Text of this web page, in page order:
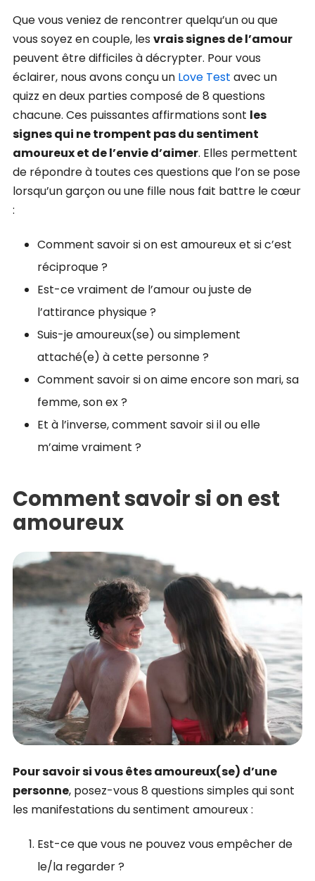
Que vous veniez de rencontrer quelqu’un ou que
vous soyez en couple, les vrais signes de l’amour
peuvent être difficiles à décrypter. Pour vous
éclairer, nous avons conçu un Love Test avec un
quizz en deux parties composé de 8 questions
chacune. Ces puissantes affirmations sont les
signes qui ne trompent pas du sentiment
amoureux et de l’envie d’aimer. Elles permettent
de répondre à toutes ces questions que l’on se pose
lorsqu’un garçon ou une fille nous fait battre le cœur
:
Comment savoir si on est amoureux et si c’est
réciproque ?
Est-ce vraiment de l’amour ou juste de
l’attirance physique ?
Suis-je amoureux(se) ou simplement
attaché(e) à cette personne ?
Comment savoir si on aime encore son mari, sa
femme, son ex ?
Et à l’inverse, comment savoir si il ou elle
m’aime vraiment ?
Comment savoir si on est
amoureux
Pour savoir si vous êtes amoureux(se) d’une
personne, posez-vous 8 questions simples qui sont
les manifestations du sentiment amoureux :
Est-ce que vous ne pouvez vous empêcher de
le/la regarder ?